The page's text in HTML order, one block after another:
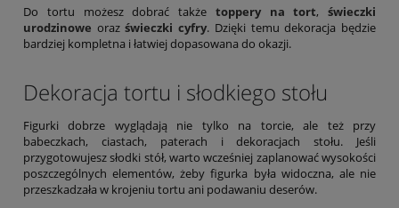
Do tortu możesz dobrać także toppery na tort, świeczki
urodzinowe orazświeczki cyfry. Dzięki temu dekoracja będzie
bardziej kompletna i łatwiej dopasowana do okazji.
Dekoracja tortu i słodkiego stołu
Figurki dobrze wyglądają nie tylko na torcie, ale też przy
babeczkach, ciastach, paterach i dekoracjach stołu. Jeśli
przygotowujesz słodki stół, warto wcześniej zaplanować wysokości
poszczególnych elementów, żeby figurka była widoczna, ale nie
przeszkadzała w krojeniu tortu ani podawaniu deserów.